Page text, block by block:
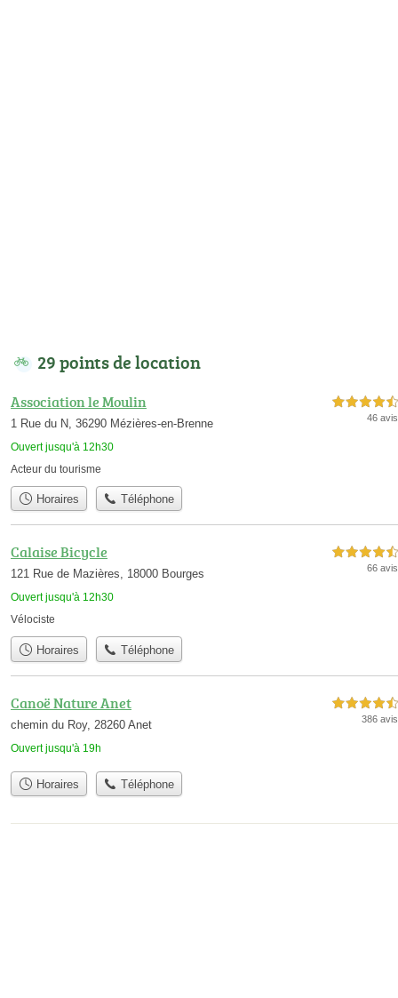
29 points de location
Association le Moulin
1 Rue du N, 36290 Mézières-en-Brenne
Ouvert jusqu'à 12h30
4,5 étoiles sur 5
46 avis
Acteur du tourisme
Horaires Téléphone
Calaise Bicycle
121 Rue de Mazières, 18000 Bourges
Ouvert jusqu'à 12h30
4,5 étoiles sur 5
66 avis
Vélociste
Horaires Téléphone
Canoë Nature Anet
chemin du Roy, 28260 Anet
Ouvert jusqu'à 19h
4,5 étoiles sur 5
386 avis
Horaires Téléphone